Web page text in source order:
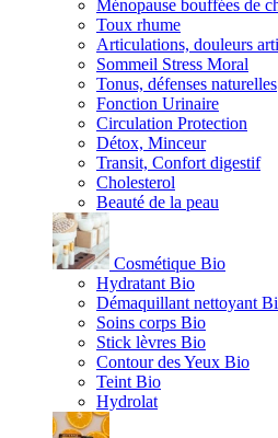
Ménopause bouffées de
Toux rhume
Articulations, douleurs
Sommeil Stress Moral
Tonus, défenses naturelles
Fonction Urinaire
Circulation Protection
Détox, Minceur
Transit, Confort digestif
Cholesterol
Beauté de la peau
Cosmétique Bio
Hydratant Bio
Démaquillant nettoyant
Soins corps Bio
Stick lèvres Bio
Contour des Yeux Bio
Teint Bio
Hydrolat